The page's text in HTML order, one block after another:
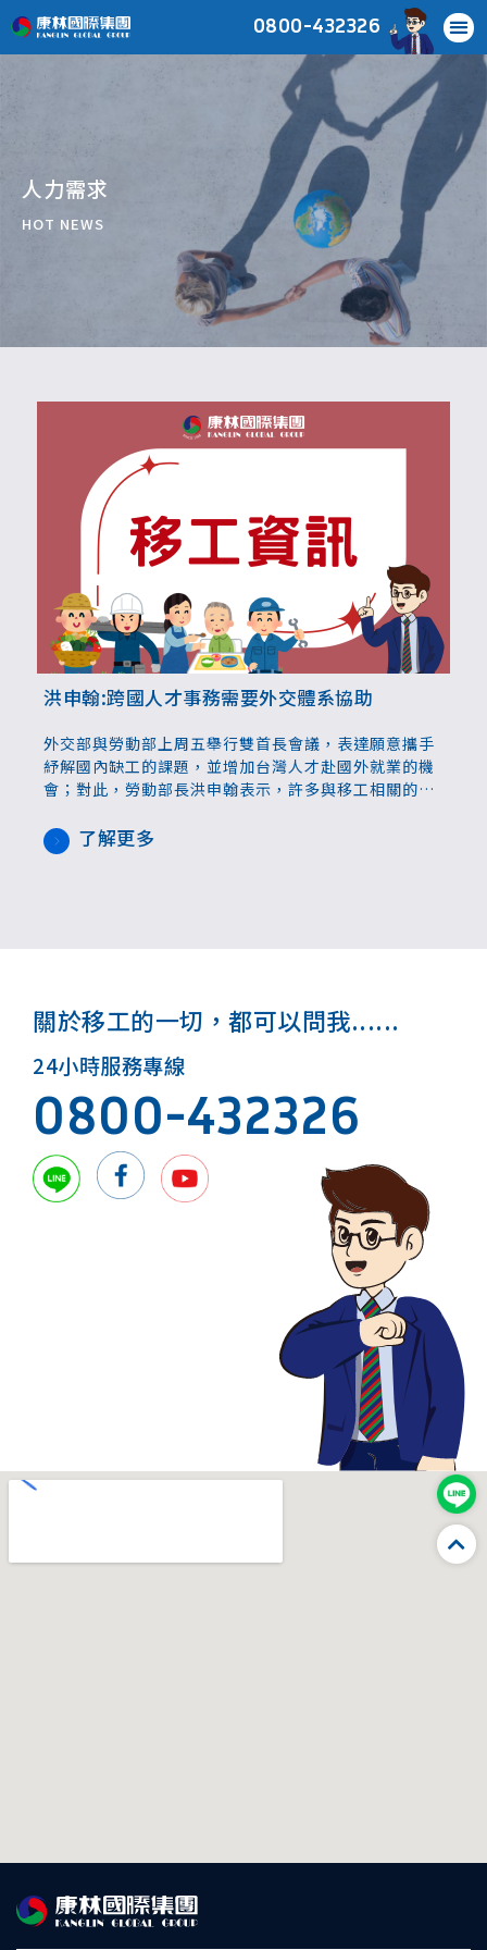
0800-432326
人力需求
HOT NEWS
洪申翰:跨國人才事務需要外交體系協助
外交部與勞動部上周五舉行雙首長會議，表達願意攜手
紓解國內缺工的課題，並增加台灣人才赴國外就業的機
會；對此，勞動部長洪申翰表示，許多與移工相關的事
才流動及勞動力需求進行討論，未來將會跨部會合作，
擬定具體計畫，會再對外說明。
了解更多
關於移工的一切，都可以問我......
24小時服務專線
0800-432326